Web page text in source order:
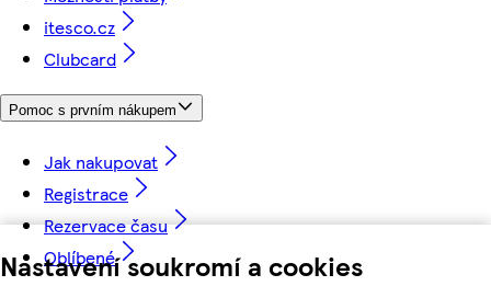
Nastavení soukromí a cookies
itesco.cz
Clubcard
Pomoc s prvním nákupem
Jak nakupovat
Registrace
Rezervace času
Oblíbené